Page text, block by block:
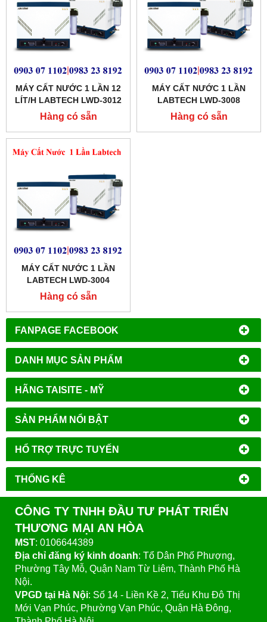
FANPAGE FACEBOOK
DANH MỤC SẢN PHẨM
HÃNG TAISITE - MỸ
SẢN PHẨM NỔI BẬT
HỔ TRỢ TRỰC TUYẾN
THỐNG KÊ
MÁY CẤT NƯỚC 1 LẦN 12
LÍT/H LABTECH LWD-3012
Hàng có sẵn
MÁY CẤT NƯỚC 1 LẦN
LABTECH LWD-3008
Hàng có sẵn
MÁY CẤT NƯỚC 1 LẦN
LABTECH LWD-3004
Hàng có sẵn
CÔNG TY TNHH ĐẦU TƯ PHÁT TRIỂN
THƯƠNG MẠI AN HÒA
MST: 0106644389
Địa chỉ đăng ký kinh doanh: Tổ Dân Phố Phượng,
Phường Tây Mỗ, Quận Nam Từ Liêm, Thành Phố Hà
Nội.
VPGD tại Hà Nội: Số 14 - Liền Kề 2, Tiểu Khu Đô Thị
Mới Vạn Phúc, Phường Vạn Phúc, Quận Hà Đông,